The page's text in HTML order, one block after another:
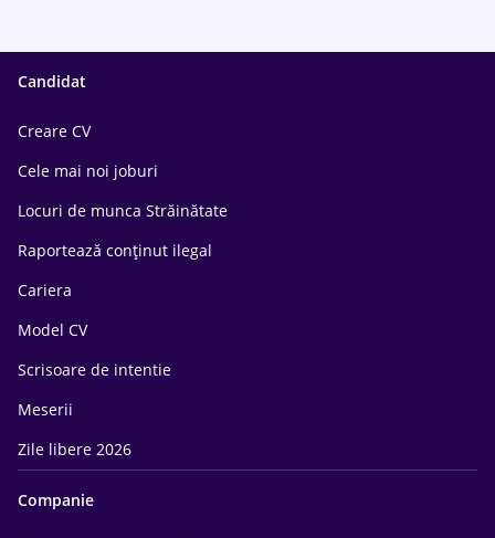
Candidat
Creare CV
Cele mai noi joburi
Locuri de munca Străinătate
Raportează conținut ilegal
Cariera
Model CV
Scrisoare de intentie
Meserii
Zile libere 2026
Companie